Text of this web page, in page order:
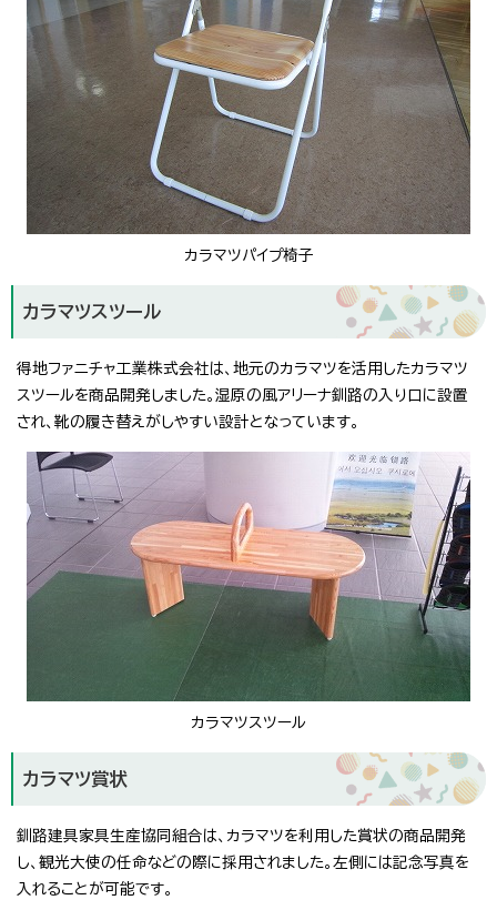
カラマツパイプ椅子
カラマツスツール
得地ファニチャ工業株式会社は、地元のカラマツを活用したカラマツ
スツールを商品開発しました。湿原の風アリーナ釧路の入り口に設置
され、靴の履き替えがしやすい設計となっています。
カラマツスツール
カラマツ賞状
釧路建具家具生産協同組合は、カラマツを利用した賞状の商品開発
し、観光大使の任命などの際に採用されました。左側には記念写真を
入れることが可能です。